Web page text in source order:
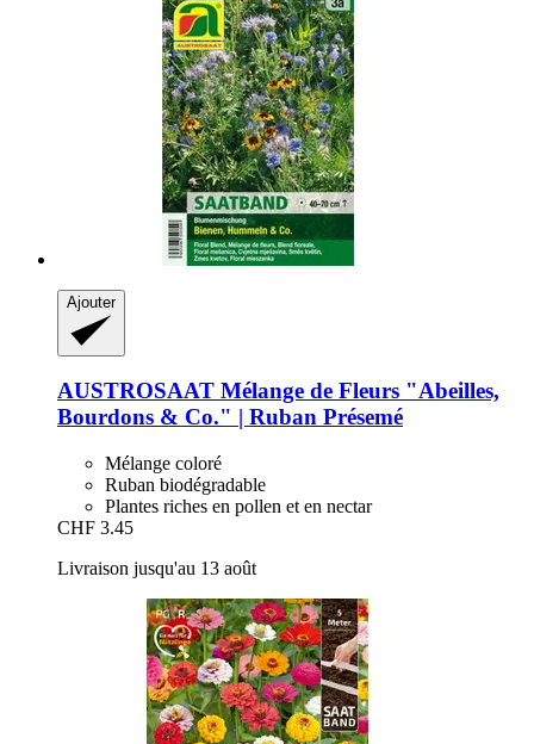
Ajouter
AUSTROSAAT Mélange de Fleurs "Abeilles,
Bourdons & Co." | Ruban Présemé
Mélange coloré
Ruban biodégradable
Plantes riches en pollen et en nectar
CHF 3.45
Livraison jusqu'au 13 août